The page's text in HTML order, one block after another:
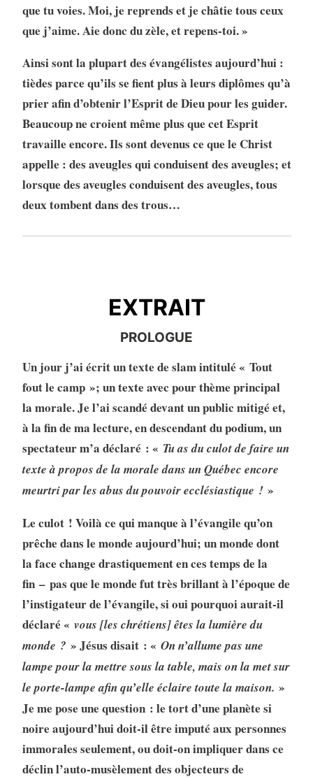
que tu voies. Moi, je reprends et je châtie tous ceux
que j’aime. Aie donc du zèle, et repens-toi. »
Ainsi sont la plupart des évangélistes aujourd’hui :
tièdes parce qu’ils se fient plus à leurs diplômes qu’à
prier afin d’obtenir l’Esprit de Dieu pour les guider.
Beaucoup ne croient même plus que cet Esprit
travaille encore. Ils sont devenus ce que le Christ
appelle : des aveugles qui conduisent des aveugles; et
lorsque des aveugles conduisent des aveugles, tous
deux tombent dans des trous…
EXTRAIT
PROLOGUE
Un jour j’ai écrit un texte de slam intitulé « Tout
fout le camp »; un texte avec pour thème principal
la morale. Je l’ai scandé devant un public mitigé et,
à la fin de ma lecture, en descendant du podium, un
spectateur m’a déclaré : « Tu as du culot de faire un
texte à propos de la morale dans un Québec encore
meurtri par les abus du pouvoir ecclésiastique ! »
Le culot ! Voilà ce qui manque à l’évangile qu’on
prêche dans le monde aujourd’hui; un monde dont
la face change drastiquement en ces temps de la
fin – pas que le monde fut très brillant à l’époque de
l’instigateur de l’évangile, si oui pourquoi aurait-il
déclaré « vous [les chrétiens] êtes la lumière du
monde ? » Jésus disait : « On n’allume pas une
lampe pour la mettre sous la table, mais on la met sur
le porte-lampe afin qu’elle éclaire toute la maison. »
Je me pose une question : le tort d’une planète si
noire aujourd’hui doit-il être imputé aux personnes
immorales seulement, ou doit-on impliquer dans ce
déclin l’auto-musèlement des objecteurs de